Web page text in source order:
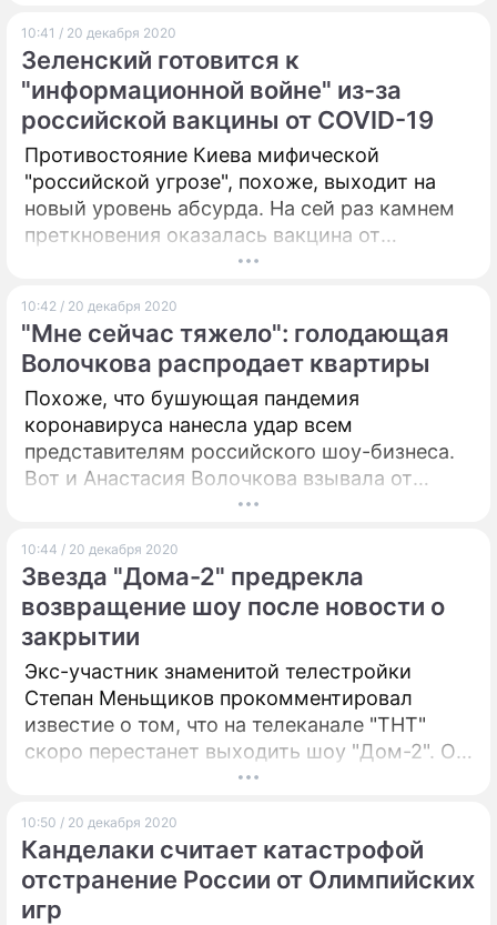
10:41 / 20 декабря 2020
Зеленский готовится к
"информационной войне" из-за
российской вакцины от COVID-19
Противостояние Киева мифической
"российской угрозе", похоже, выходит на
новый уровень абсурда. На сей раз камнем
преткновения оказалась вакцина от
10:42 / 20 декабря 2020
"Мне сейчас тяжело": голодающая
Волочкова распродает квартиры
Похоже, что бушующая пандемия
коронавируса нанесла удар всем
представителям российского шоу-бизнеса.
Вот и Анастасия Волочкова взывала от
безденежья и нищеты. Артистка жалуется,
лишаясь дорогого имущества.
10:44 / 20 декабря 2020
Звезда "Дома-2" предрекла
возвращение шоу после новости о
закрытии
Экс-участник знаменитой телестройки
Степан Меньщиков прокомментировал
известие о том, что на телеканале "ТНТ"
скоро перестанет выходить шоу "Дом-2". Он
считает, что проект выстоит все изменения и
10:50 / 20 декабря 2020
Канделаки считает катастрофой
отстранение России от Олимпийских
игр